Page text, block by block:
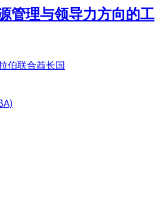
管理与领导力方向的工
伯联合酋长国